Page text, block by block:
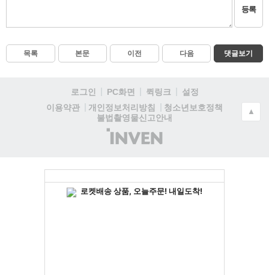
등록
목록 본문 이전 다음 댓글보기
로그인 PC화면 퀵링크
설정
이용약관
개인정보처리방침
청소년보호정책
불법촬영물신고안내
(주)
인
▲